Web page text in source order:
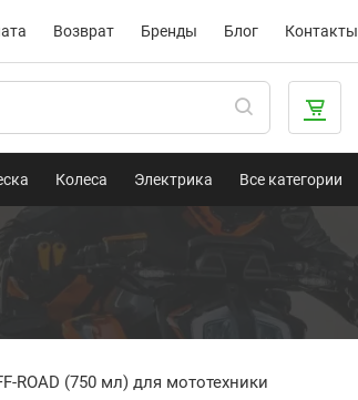
Возврат Бренды Блог Контакты
Колеса Электрика Все категории
ROAD (750 мл) для мототехники